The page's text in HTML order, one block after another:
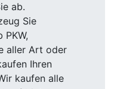
ab.
Sie
aller Art oder
Ihren
kaufen alle